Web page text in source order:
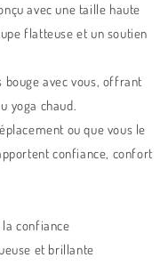
avec une taille haute
flatteuse et un soutien
bouge avec vous, offrant
yoga chaud.
ou que vous le
confiance, confort
confiance
et brillante